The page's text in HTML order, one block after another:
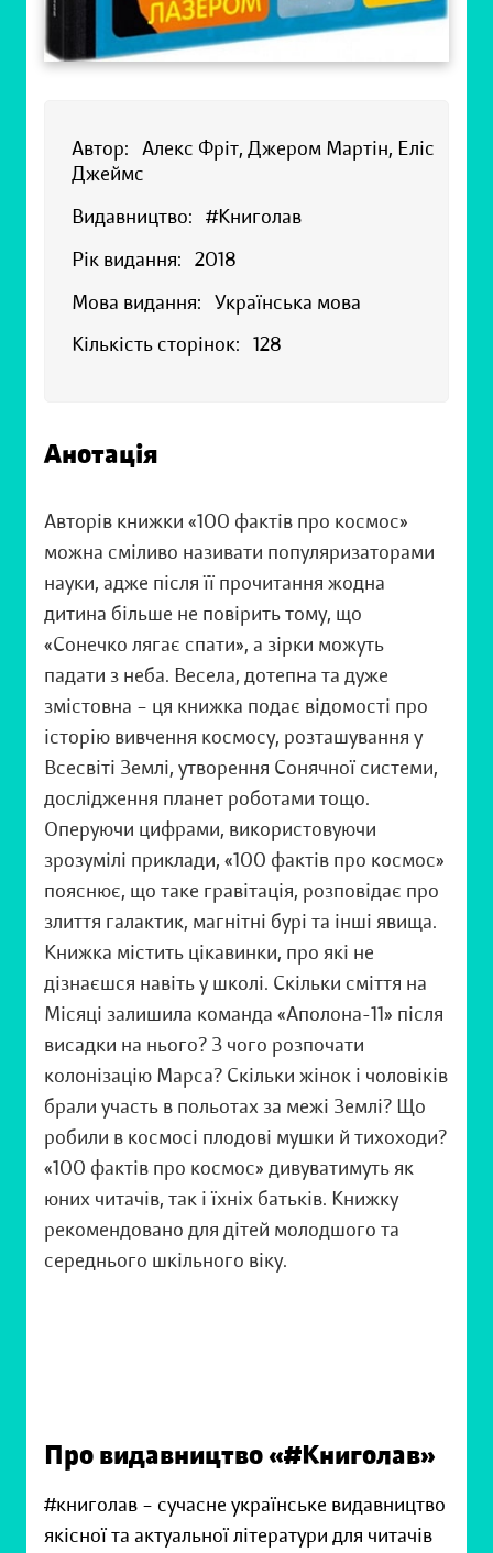
Автор: Алекс Фріт, Джером Мартін, Еліс
Джеймс
Видавництво: #Книголав
Рік видання: 2018
Мова видання: Українська мова
Кількість сторінок: 128
Анотація
Авторів книжки «100 фактів про космос»
можна сміливо називати популяризаторами
науки, адже після її прочитання жодна
дитина більше не повірить тому, що
«Сонечко лягає спати», а зірки можуть
падати з неба. Весела, дотепна та дуже
змістовна – ця книжка подає відомості про
історію вивчення космосу, розташування у
Всесвіті Землі, утворення Сонячної системи,
дослідження планет роботами тощо.
Оперуючи цифрами, використовуючи
зрозумілі приклади, «100 фактів про космос»
пояснює, що таке гравітація, розповідає про
злиття галактик, магнітні бурі та інші явища.
Книжка містить цікавинки, про які не
дізнаєшся навіть у школі. Скільки сміття на
Місяці залишила команда «Аполона-11» після
висадки на нього? З чого розпочати
колонізацію Марса? Скільки жінок і чоловіків
брали участь в польотах за межі Землі? Що
робили в космосі плодові мушки й тихоходи?
«100 фактів про космос» дивуватимуть як
юних читачів, так і їхніх батьків. Книжку
рекомендовано для дітей молодшого та
середнього шкільного віку.
Про видавництво «#Книголав»
#книголав – сучасне українське видавництво
якісної та актуальної літератури для читачів